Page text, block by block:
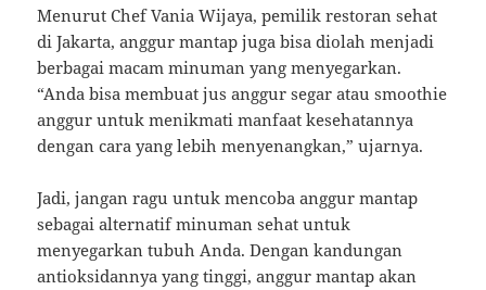
Menurut Chef Vania Wijaya, pemilik restoran sehat
di Jakarta, anggur mantap juga bisa diolah menjadi
berbagai macam minuman yang menyegarkan.
“Anda bisa membuat jus anggur segar atau smoothie
anggur untuk menikmati manfaat kesehatannya
dengan cara yang lebih menyenangkan,” ujarnya.
Jadi, jangan ragu untuk mencoba anggur mantap
sebagai alternatif minuman sehat untuk
menyegarkan tubuh Anda. Dengan kandungan
antioksidannya yang tinggi, anggur mantap akan